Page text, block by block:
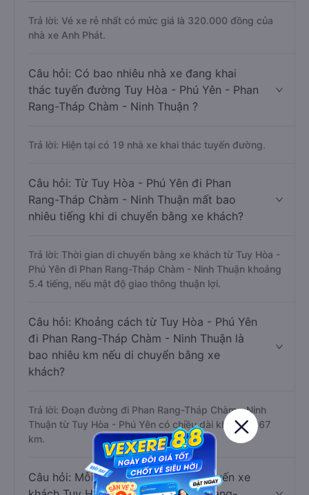
Trả lời: Vé xe rẻ nhất có mức giá là 320.000 đồng của
nhà xe Anh Phát.
Câu hỏi: Có bao nhiêu nhà xe đang khai
thác tuyến đường Tuy Hòa - Phú Yên - Phan
Rang-Tháp Chàm - Ninh Thuận ?
Trả lời: Hiện tại có 19 nhà xe khai thác tuyến đường.
Câu hỏi: Từ Tuy Hòa - Phú Yên đi Phan
Rang-Tháp Chàm - Ninh Thuận mất bao
nhiêu tiếng khi di chuyển bằng xe khách?
Trả lời: Thời gian di chuyển bằng xe khách từ Tuy Hòa -
Phú Yên đi Phan Rang-Tháp Chàm - Ninh Thuận khoảng
5.4 tiếng, nếu mật độ giao thông thuận lợi.
Câu hỏi: Khoảng cách từ Tuy Hòa - Phú Yên
đi Phan Rang-Tháp Chàm - Ninh Thuận là
bao nhiêu km nếu di chuyển bằng xe
khách?
Trả lời: Đoạn đường đi Phan Rang-Tháp Chàm - Ninh
Thuận từ Tuy Hòa - Phú Yên có chiều dài khoảng 267
km.
Câu hỏi: Mỗi ngày có bao nhiêu chuyến xe